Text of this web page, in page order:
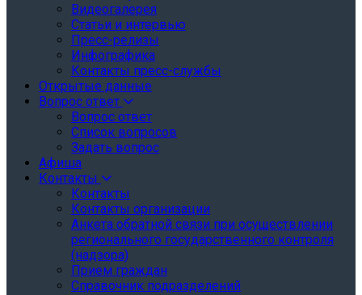
Видеогалерея
Статьи и интервью
Пресс-релизы
Инфографика
Контакты пресс-службы
Открытые данные
Вопрос ответ
Вопрос ответ
Список вопросов
Задать вопрос
Афиша
Контакты
Контакты
Контакты организации
Анкета обратной связи при осуществлении
регионального государственного контроля
(надзора)
Прием граждан
Справочник подразделений